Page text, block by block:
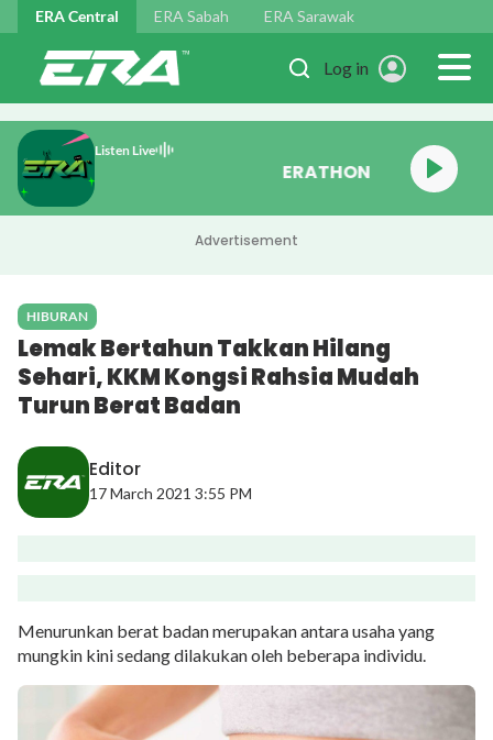
Skip to main content
ERA Central ERA Sabah ERA Sarawak
Log in
Listen Live
ERATHON
Advertisement
HIBURAN
Lemak Bertahun Takkan Hilang
Sehari, KKM Kongsi Rahsia Mudah
Turun Berat Badan
Editor
17 March 2021 3:55 PM
Menurunkan berat badan merupakan antara usaha yang
mungkin kini sedang dilakukan oleh beberapa individu.